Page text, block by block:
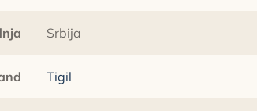
Srbija
Tigil